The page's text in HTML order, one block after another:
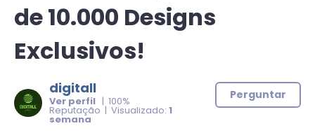
de 10.000 Designs
Exclusivos!
digitall
Ver perfil | 100%
Reputação | Visualizado: 1
semana
Perguntar